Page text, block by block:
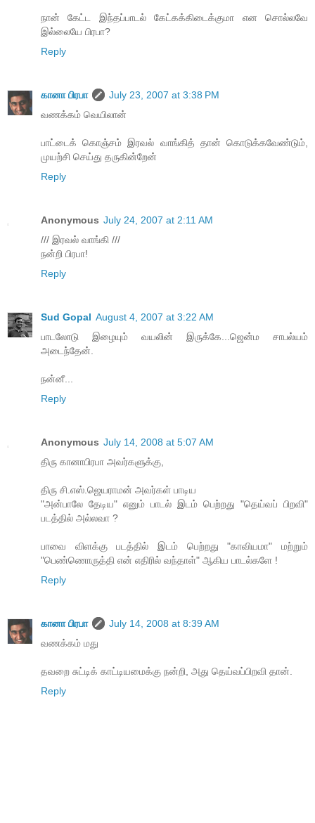
நான் கேட்ட இந்தப்பாடல் கேட்கக்கிடைக்குமா என சொல்லவே
இல்லையே பிரபா?
Reply
கானா பிரபா
July 23, 2007 at 3:38 PM
வணக்கம் வெயிலான்
பாட்டைக் கொஞ்சம் இரவல் வாங்கித் தான் கொடுக்கவேண்டும்,
முயற்சி செய்து தருகின்றேன்
Reply
Anonymous July 24, 2007 at 2:11 AM
/// இரவல் வாங்கி ///
நன்றி பிரபா!
Reply
Sud Gopal August 4, 2007 at 3:22 AM
பாடலோடு இழையும் வயலின் இருக்கே...ஜென்ம சாபல்யம்
அடைந்தேன்.
நன்னீ...
Reply
Anonymous July 14, 2008 at 5:07 AM
திரு கானாபிரபா அவர்களுக்கு,
திரு சி.எஸ்.ஜெயராமன் அவர்கள் பாடிய
"அன்பாலே தேடிய" எனும் பாடல் இடம் பெற்றது "தெய்வப் பிறவி"
படத்தில் அல்லவா ?
பாவை விளக்கு படத்தில் இடம் பெற்றது "காவியமா" மற்றும்
"பெண்ணொருத்தி என் எதிரில் வந்தாள்" ஆகிய பாடல்களே !
Reply
கானா பிரபா
July 14, 2008 at 8:39 AM
வணக்கம் மது
தவறை சுட்டிக் காட்டியமைக்கு நன்றி, அது தெய்வப்பிறவி தான்.
Reply